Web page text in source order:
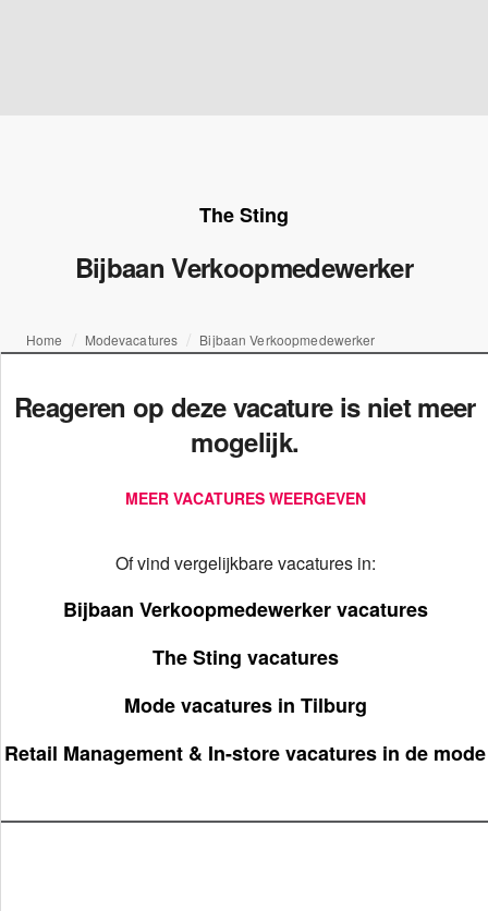
The Sting
Bijbaan Verkoopmedewerker
Home Modevacatures Bijbaan Verkoopmedewerker
Reageren op deze vacature is niet meer
mogelijk.
MEER VACATURES WEERGEVEN
Of vind vergelijkbare vacatures in:
Bijbaan Verkoopmedewerker vacatures
The Sting vacatures
Mode vacatures in Tilburg
Retail Management & In-store vacatures in de mode